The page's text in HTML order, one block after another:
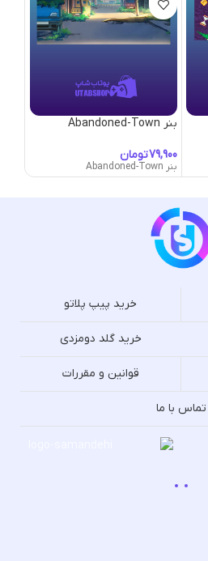
بنر Abandoned-Town
تومان
بنر Abandoned-Town
خرید پیپ پلاتو
خرید گلد دومزدی
قوانین و مقررات
تماس با ما